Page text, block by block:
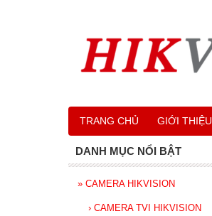
DANH MỤC NỔI BẬT
» CAMERA HIKVISION
› CAMERA TVI HIKVISION
TRANG CHỦ GIỚI THIỆU